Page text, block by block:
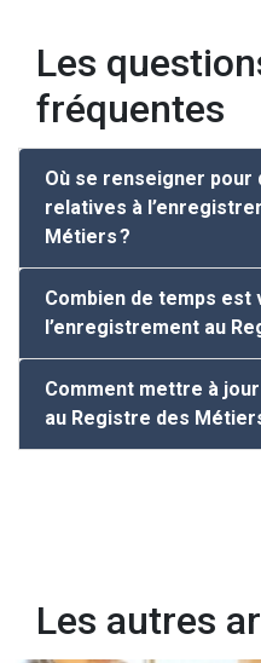
Les
fréquentes
Où se renseigner pour
relatives à
Métiers ?
Combien de temps est
l’enregistrement au
Comment mettre à
au Registre des
Les autres